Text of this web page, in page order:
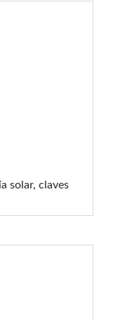
solar, claves